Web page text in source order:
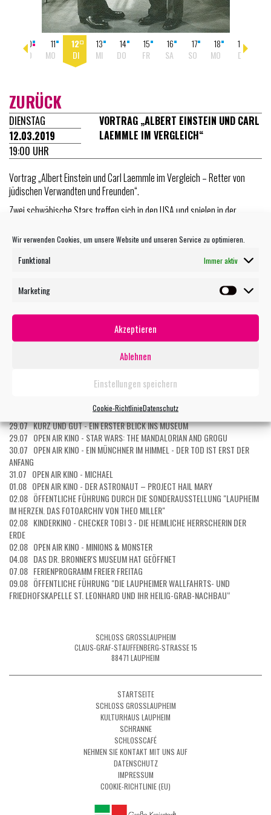
Wir verwenden Cookies, um unsere Website und unseren Service zu optimieren.
Funktional Immer aktiv
Marketing
Akzeptieren
Ablehnen
Einstellungen speichern
Cookie-RichtlinieDatenschutz
10
SO
11
MO
12
DI
13
MI
14
DO
15
FR
16
SA
17
SO
18
MO
19
DI
ZURÜCK
DIENSTAG
12.03.2019
19:00 UHR
VORTRAG „ALBERT EINSTEIN UND CARL
LAEMMLE IM VERGLEICH“
Vortrag „Albert Einstein und Carl Laemmle im Vergleich – Retter von
jüdischen Verwandten und Freunden“.
Zwei schwäbische Stars treffen sich in den USA und spielen in der
Mit Dr. Christof Rieber (Ulm).
27.07 OPEN AIR KINO: KOMBI-TICKET 5 FILME
28.07 OPEN AIR KINO - DER TEUFEL TRÄGT PRADA 2
29.07 KURZ UND GUT - EIN ERSTER BLICK INS MUSEUM
29.07 OPEN AIR KINO - STAR WARS: THE MANDALORIAN AND GROGU
30.07 OPEN AIR KINO - EIN MÜNCHNER IM HIMMEL - DER TOD IST ERST DER
ANFANG
31.07 OPEN AIR KINO - MICHAEL
01.08 OPEN AIR KINO - DER ASTRONAUT – PROJECT HAIL MARY
02.08 ÖFFENTLICHE FÜHRUNG DURCH DIE SONDERAUSSTELLUNG "LAUPHEIM
IM HERZEN. DAS FOTOARCHIV VON THEO MILLER"
02.08 KINDERKINO - CHECKER TOBI 3 - DIE HEIMLICHE HERRSCHERIN DER
ERDE
02.08 OPEN AIR KINO - MINIONS & MONSTER
04.08 DAS DR. BRONNER'S MUSEUM HAT GEÖFFNET
07.08 FERIENPROGRAMM FREIER FREITAG
09.08 ÖFFENTLICHE FÜHRUNG "DIE LAUPHEIMER WALLFAHRTS- UND
FRIEDHOFSKAPELLE ST. LEONHARD UND IHR HEILIG-GRAB-NACHBAU“
SCHLOSS GROSSLAUPHEIM
CLAUS-GRAF-STAUFFENBERG-STRASSE 15
88471 LAUPHEIM
STARTSEITE
SCHLOSS GROSSLAUPHEIM
KULTURHAUS LAUPHEIM
SCHRANNE
SCHLOSSCAFÉ
NEHMEN SIE KONTAKT MIT UNS AUF
DATENSCHUTZ
IMPRESSUM
COOKIE-RICHTLINIE (EU)